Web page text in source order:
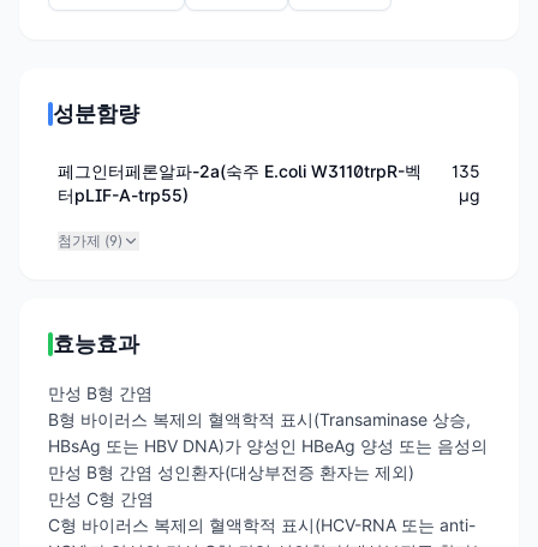
성분함량
페그인터페론알파-2a(숙주 E.coli W3110trpR-벡
터pLIF-A-trp55)
135
μg
첨가제 (9)
효능효과
만성 B형 간염
B형 바이러스 복제의 혈액학적 표시(Transaminase 상승,
HBsAg 또는 HBV DNA)가 양성인 HBeAg 양성 또는 음성의
만성 B형 간염 성인환자(대상부전증 환자는 제외)
만성 C형 간염
C형 바이러스 복제의 혈액학적 표시(HCV-RNA 또는 anti-